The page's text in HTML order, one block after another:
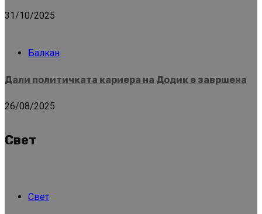
31/10/2025
Балкан
Дали политичката кариера на Додик е завршена
26/08/2025
Свет
Свет